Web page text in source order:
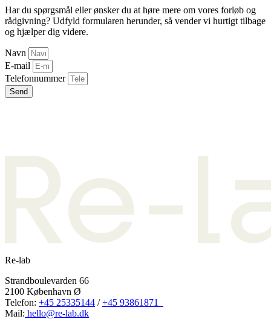
Har du spørgsmål eller ønsker du at høre mere om vores forløb og
rådgivning? Udfyld formularen herunder, så vender vi hurtigt tilbage
og hjælper dig videre.
Navn
E-mail
Telefonnummer
Send
Re-lab
Strandboulevarden 66
2100 København Ø
Telefon: +45 25335144 /+45 93861871
Mail: hello@re-lab.dk